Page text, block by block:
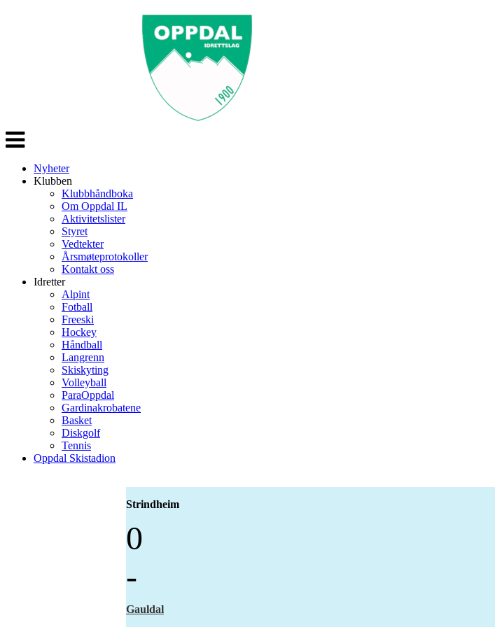
Veksle
navigasjon
Nyheter
Klubben
Klubbhåndboka
Om Oppdal IL
Aktivitetslister
Styret
Vedtekter
Årsmøteprotokoller
Kontakt oss
Idretter
Alpint
Fotball
Freeski
Hockey
Håndball
Langrenn
Skiskyting
Volleyball
ParaOppdal
Gardinakrobatene
Basket
Diskgolf
Tennis
Oppdal Skistadion
Strindheim
0
-
Gauldal